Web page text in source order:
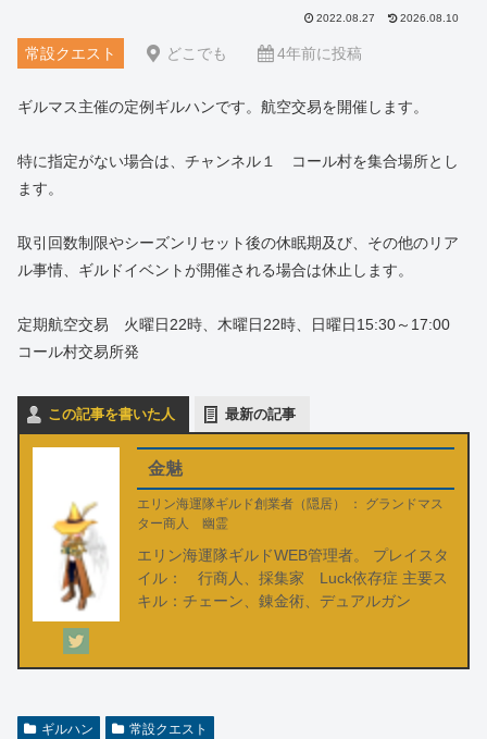
2022.08.27 2026.08.10
常設クエスト どこでも 4年前に投稿
ギルマス主催の定例ギルハンです。航空交易を開催します。
特に指定がない場合は、チャンネル１ コール村を集合場所とし
ます。
取引回数制限やシーズンリセット後の休眠期及び、その他のリア
ル事情、ギルドイベントが開催される場合は休止します。
定期航空交易 火曜日22時、木曜日22時、日曜日15:30～17:00
コール村交易所発
この記事を書いた人 最新の記事
金魅
エリン海運隊ギルド創業者（隠居） ： グランドマス
ター商人 幽霊
エリン海運隊ギルドWEB管理者。 プレイスタ
イル： 行商人、採集家 Luck依存症 主要ス
キル：チェーン、錬金術、デュアルガン
ギルハン 常設クエスト